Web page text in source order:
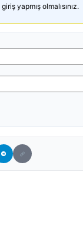
yapmış olmalısınız.